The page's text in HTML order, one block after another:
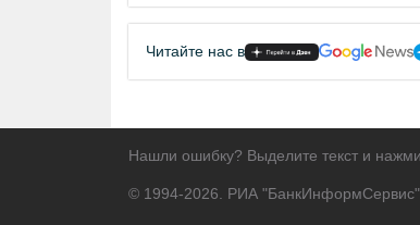
Читайте нас в
Нашли ошибку? Выделите текст и
© 1994-2026. РИА